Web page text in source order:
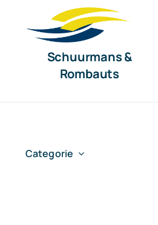
Schuurmans &
Rombauts
Categorie